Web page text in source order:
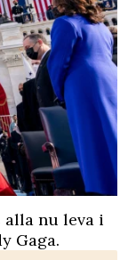
alla nu leva i
Gaga.